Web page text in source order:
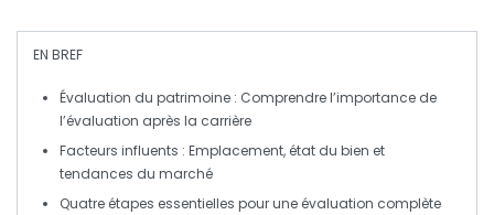
EN BREF
Évaluation du patrimoine : Comprendre l’importance de
l’évaluation après la carrière
Facteurs influents : Emplacement, état du bien et
tendances du marché
Quatre étapes essentielles pour une évaluation complète